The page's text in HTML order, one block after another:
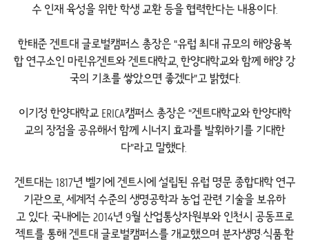
수 인재 육성을 위한 학생 교환 등을 협력한다는 내용이다.
한태준 겐트대 글로벌캠퍼스 총장은 “유럽 최대 규모의 해양융복
합 연구소인 마린유겐트와 겐트대학교, 한양대학교와 함께 해양 강
국의 기초를 쌓았으면 좋겠다”고 밝혔다.
이기정 한양대학교 ERICA캠퍼스 총장은 “겐트대학교와 한양대학
교의 장점을 공유해서 함께 시너지 효과를 발휘하기를 기대한
다”라고 말했다.
겐트대는 1817년 벨기에 겐트시에 설립된 유럽 명문 종합대학 연구
기관으로, 세계적 수준의 생명공학과 농업 관련 기술을 보유하
고 있다. 국내에는 2014년 9월 산업통상자원부와 인천시 공동프로
젝트를 통해 겐트대 글로벌캠퍼스를 개교했으며 분자생명·식품·환